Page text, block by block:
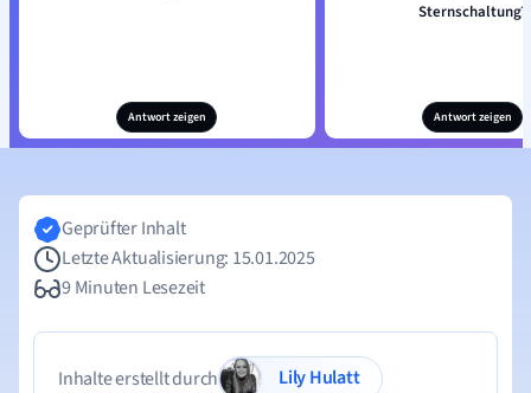
Antwort zeigen
Sternschaltung?
Antwort zeigen
Geprüfter Inhalt
Letzte Aktualisierung: 15.01.2025
9 Minuten Lesezeit
Inhalte erstellt durch
Lily Hulatt